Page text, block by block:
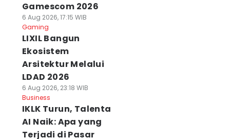
Gamescom 2026
6 Aug 2026, 17:15 WIB
Gaming
LIXIL Bangun
Ekosistem
Arsitektur Melalui
LDAD 2026
6 Aug 2026, 23:18 WIB
Business
IKLK Turun, Talenta
AI Naik: Apa yang
Terjadi di Pasar